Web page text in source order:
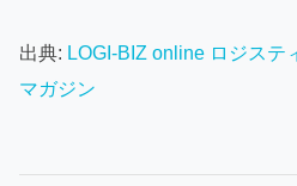
出典: LOGI-BIZ online ロジステ
マガジン